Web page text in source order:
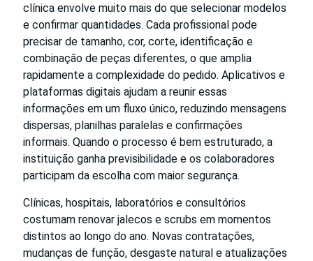
clínica envolve muito mais do que selecionar modelos
e confirmar quantidades. Cada profissional pode
precisar de tamanho, cor, corte, identificação e
combinação de peças diferentes, o que amplia
rapidamente a complexidade do pedido. Aplicativos e
plataformas digitais ajudam a reunir essas
informações em um fluxo único, reduzindo mensagens
dispersas, planilhas paralelas e confirmações
informais. Quando o processo é bem estruturado, a
instituição ganha previsibilidade e os colaboradores
participam da escolha com maior segurança.
Clínicas, hospitais, laboratórios e consultórios
costumam renovar jalecos e scrubs em momentos
distintos ao longo do ano. Novas contratações,
mudanças de função, desgaste natural e atualizações